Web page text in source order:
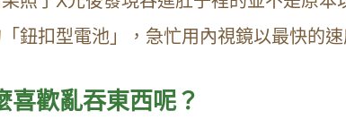
鈕扣型電池」，急忙用內視鏡以最快的速
喜歡亂吞東西呢？